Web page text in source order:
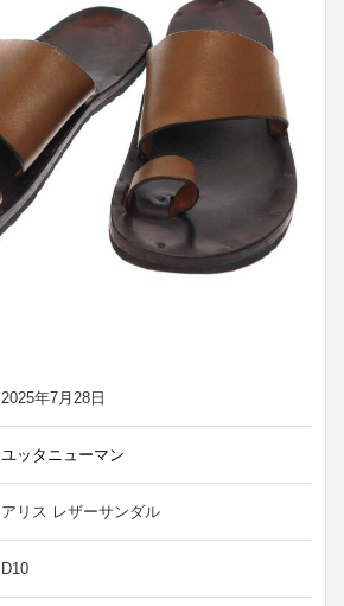
2025年7月28日
ユッタニューマン
アリス レザーサンダル
D10